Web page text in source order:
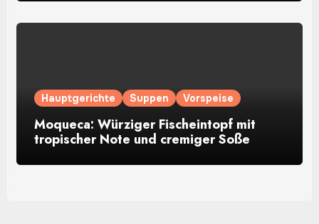
Hauptgerichte Suppen Vorspeise
Moqueca: Würziger Fischeintopf mit
tropischer Note und cremiger Soße